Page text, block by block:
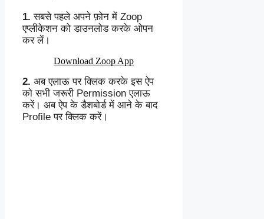
1. सबसे पहले अपने फ़ोन में Zoop
एप्लीकेशन को डाउनलोड करके ओपन
कर लें।
Download Zoop App
2. अब एलाऊ पर क्लिक करके इस ऐप
को सभी जरूरी Permission एलाऊ
करें। अब ऐप के डैशबोर्ड में आने के बाद
Profile पर क्लिक करें।